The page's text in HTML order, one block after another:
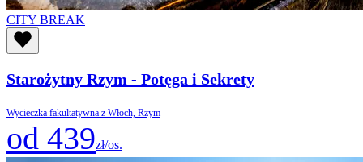
CITY BREAK
Starożytny Rzym - Potęga i Sekrety
Wycieczka fakultatywna z Włoch, Rzym
od 439zł/os.